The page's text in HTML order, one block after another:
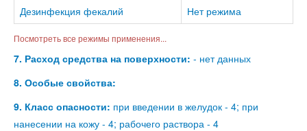
Дезинфекция фекалий
Нет режима
Посмотреть все режимы применения...
7. Расход средства на поверхности: - нет данных
8. Особые свойства:
9. Класс опасности: при введении в желудок - 4; при
нанесении на кожу - 4; рабочего раствора - 4